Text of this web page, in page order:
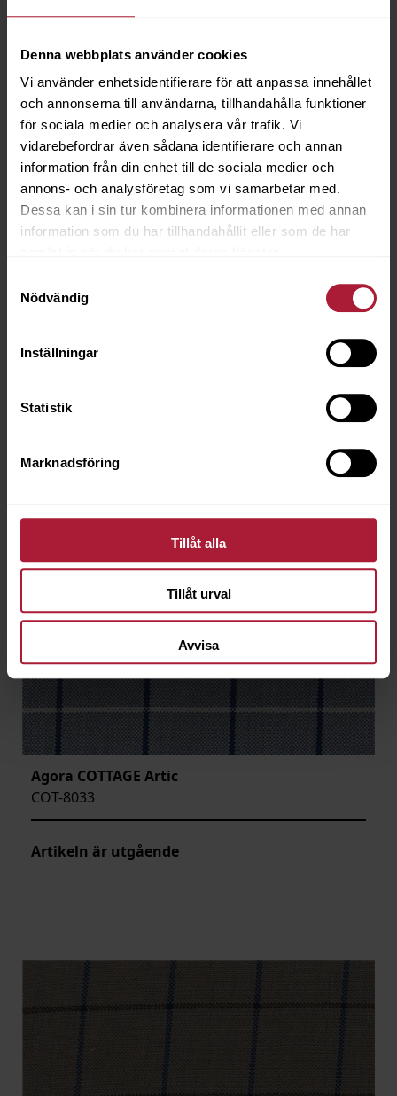
Denna webbplats använder cookies
Vi använder enhetsidentifierare för att anpassa innehållet
och annonserna till användarna, tillhandahålla funktioner
för sociala medier och analysera vår trafik. Vi
vidarebefordrar även sådana identifierare och annan
information från din enhet till de sociala medier och
annons- och analysföretag som vi samarbetar med.
Dessa kan i sin tur kombinera informationen med annan
information som du har tillhandahållit eller som de har
Nödvändig
Inställningar
Statistik
Marknadsföring
Tillåt alla
Tillåt urval
Avvisa
Agora COTTAGE Menta
COT-8032
Agora COTTAGE Artic
COT-8033
Artikeln är utgående